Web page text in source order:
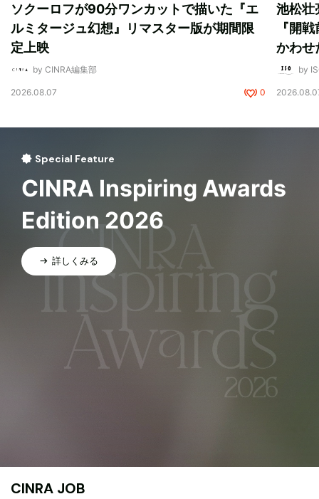
ソクーロフが90分ワンカットで描いた『エ
ルミタージュ幻想』リマスター版が期間限
定上映
by CINRA編集部
2026.08.07 0
池松壮
『開
かわせ
by
Special Feature
CINRA Inspiring Awards
Edition 2026
詳しくみる
CINRA JOB